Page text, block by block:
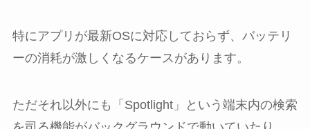
特にアプリが最新OSに対応しておらず、バッテリ
ーの消耗が激しくなるケースがあります。
ただそれ以外にも「Spotlight」という端末内の検索